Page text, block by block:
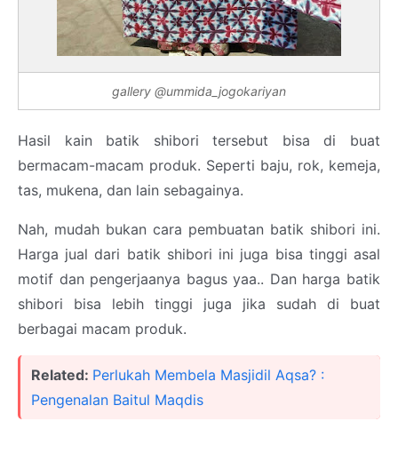
gallery @ummida_jogokariyan
Hasil kain batik shibori tersebut bisa di buat
bermacam-macam produk. Seperti baju, rok, kemeja,
tas, mukena, dan lain sebagainya.
Nah, mudah bukan cara pembuatan batik shibori ini.
Harga jual dari batik shibori ini juga bisa tinggi asal
motif dan pengerjaanya bagus yaa.. Dan harga batik
shibori bisa lebih tinggi juga jika sudah di buat
berbagai macam produk.
Related: Perlukah Membela Masjidil Aqsa? :
Pengenalan Baitul Maqdis